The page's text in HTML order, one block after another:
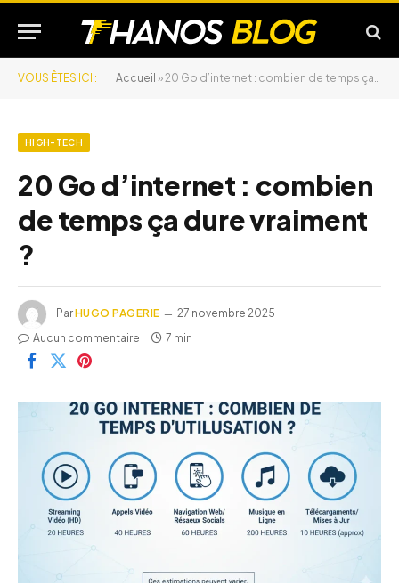
VOUS ÊTES ICI : Accueil »20 Go d’internet : combien de temps ça dure vraiment ?
HIGH-TECH
20 Go d’internet : combien
de temps ça dure vraiment
?
ParHUGO PAGERIE
27 novembre 2025
Aucun commentaire
7 min